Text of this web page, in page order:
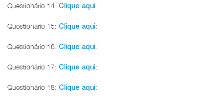
Questionário 14: Clique aqui:
Questionário 15: Clique aqui:
Questionário 16: Clique aqui:
Questionário 17: Clique aqui:
Questionário 18: Clique aqui: